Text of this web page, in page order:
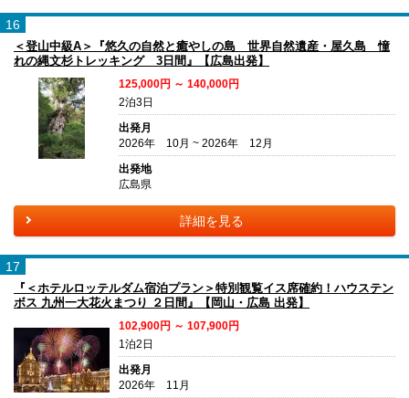
16
＜登山中級A＞『悠久の自然と癒やしの島 世界自然遺産・屋久島 憧
れの縄文杉トレッキング 3日間』【広島出発】
125,000円 ～ 140,000円
2泊3日
出発月
2026年 10月 ~ 2026年 12月
出発地
広島県
詳細を見る
17
『＜ホテルロッテルダム宿泊プラン＞特別観覧イス席確約！ハウステン
ボス 九州一大花火まつり ２日間』【岡山・広島 出発】
102,900円 ～ 107,900円
1泊2日
出発月
2026年 11月